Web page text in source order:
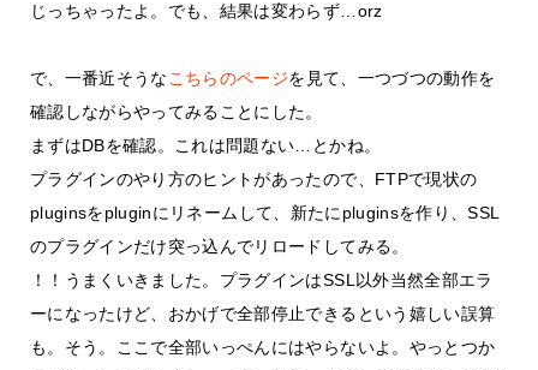
じっちゃったよ。でも、結果は変わらず…orz
で、一番近そうな こちらのページを見て、一つづつの動作を
確認しながらやってみることにした。
まずはDBを確認。これは問題ない…とかね。
プラグインのやり方のヒントがあったので、FTPで現状の
pluginsをpluginにリネームして、新たにpluginsを作り、SSL
のプラグインだけ突っ込んでリロードしてみる。
！！うまくいきました。プラグインはSSL以外当然全部エラ
ーになったけど、おかげで全部停止できるという嬉しい誤算
も。そう。ここで全部いっぺんにはやらないよ。やっとつか